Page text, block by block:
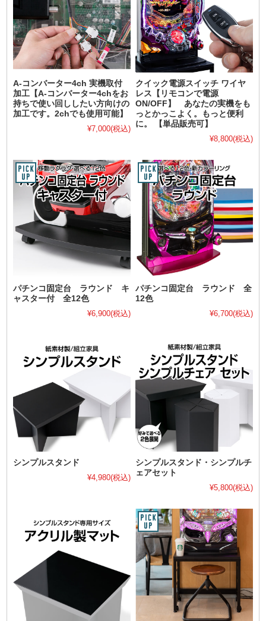
A-コンバーター4ch 実機取付
加工【A-コンバーター4chをお
持ちで使い回ししたい方向けの
加工です。2chでも使用可能】
¥7,000(税込)
クイック電源スイッチ ワイヤ
レス【リモコンで電源
ON/OFF】 あなたの実機をも
っとかっこよく。もっと便利
に。 【単品販売可】
¥8,800(税込)
パチンコ固定台 ラウンド キ
ャスター付 全12色
¥6,900(税込)
パチンコ固定台 ラウンド 全
12色
¥6,700(税込)
シンプルスタンド
¥4,980(税込)
シンプルスタンド・シンプルチ
ェアセット
¥5,800(税込)